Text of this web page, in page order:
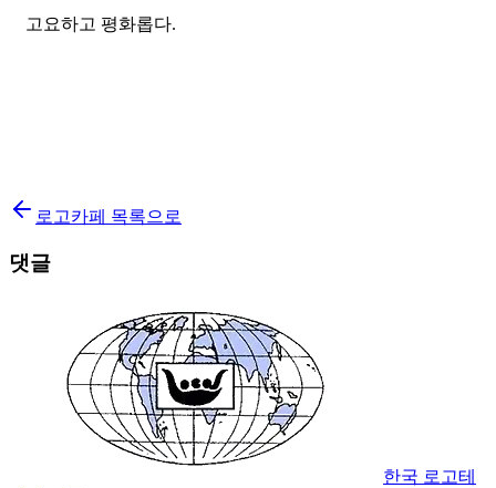
고요하고 평화롭다.
로고카페 목록으로
댓글
한국 로고테